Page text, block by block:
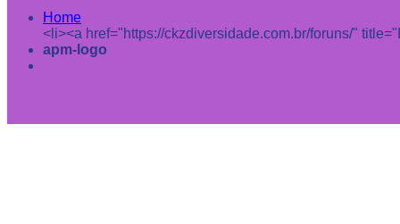
Home
<li><a href="https://ckzdiversidade.com.br/foruns/"
apm-logo